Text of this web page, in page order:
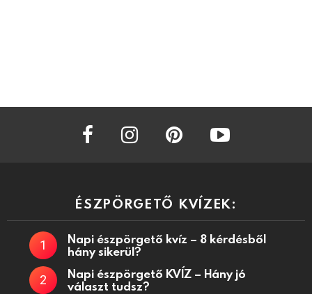
facebook instagram
ÉSZPÖRGETŐ KVÍZEK:
Napi észpörgető kvíz – 8 kérdésből
hány sikerül?
Napi észpörgető KVÍZ – Hány jó
választ tudsz?